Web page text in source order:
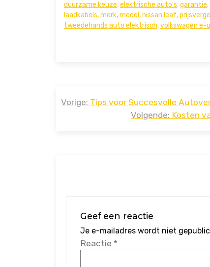
duurzame keuze,elektrische auto's,garantie,
laadkabels,merk,model,nissan leaf,
tweedehands auto elektrisch,volkswagen e-
Bericht
Vorige: Tips voor Succesvolle
Volgende: Kosten
Geef een reactie
Je e-mailadres wordt niet
Reactie *